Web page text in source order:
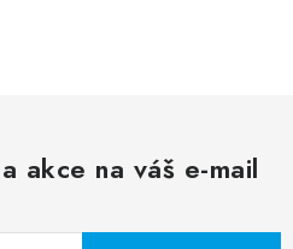
akce na váš e-mail